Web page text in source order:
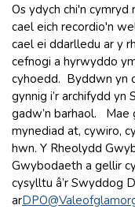
Os ydych chi'n cymryd
cael eich recordio'n
cael ei ddarlledu ar y
cefnogi a hyrwyddo
cyhoedd. Byddwn yn
gynnig i’r archifydd yn
gadw’n barhaol. Mae
mynediad at, cywiro,
hwn. Y Rheolydd
Gwybodaeth a gellir
cysylltu â’r Swyddog
ar